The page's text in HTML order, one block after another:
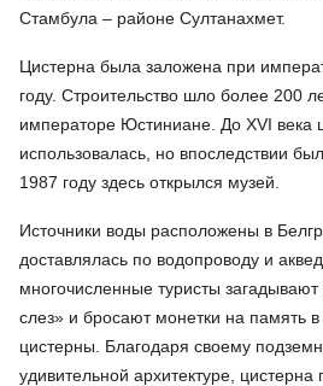
Стамбула – районе Султанахмет.
Цистерна была заложена при
году. Строительство шло более 200
императоре Юстиниане. До XVI века
использовалась, но впоследствии
1987 году здесь открылся музей.
Источники воды расположены в
доставлялась по водопроводу и
многочисленные туристы
слез» и бросают монетки на память
цистерны. Благодаря своему
удивительной архитектуре,